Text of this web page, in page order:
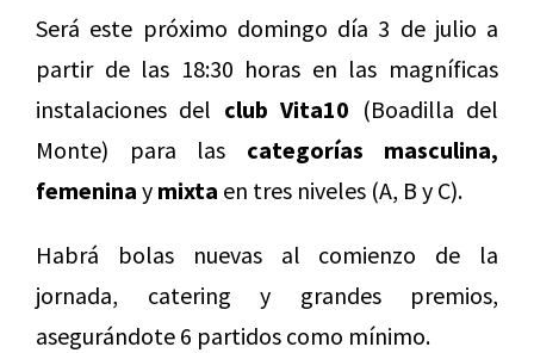
Será este próximo domingo día 3 de julio a
partir de las 18:30 horas en las magníficas
instalaciones del club Vita10 (Boadilla del
Monte) para las categorías masculina,
femenina y mixta en tres niveles (A, B y C).
Habrá bolas nuevas al comienzo de la
jornada, catering y grandes premios,
asegurándote 6 partidos como mínimo.